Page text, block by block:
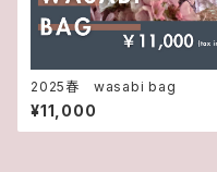
2025春 wasabi bag
¥11,000